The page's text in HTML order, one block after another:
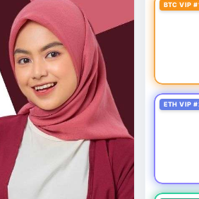
BTC VIP
ETH VIP